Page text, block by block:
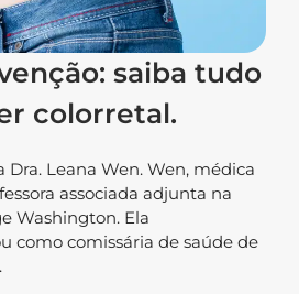
saiba tudo
colorretal.
Dra. Leana Wen. Wen, médica
associada adjunta na
Washington. Ela
como comissária de saúde de